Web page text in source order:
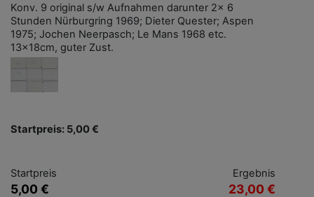
Konv. 9 original s/w Aufnahmen darunter 2x 6
Stunden Nürburgring 1969; Dieter Quester; Aspen
1975; Jochen Neerpasch; Le Mans 1968 etc.
13x18cm, guter Zust.
Startpreis: 5,00 €
Startpreis
5,00 €
Ergebnis
23,00 €